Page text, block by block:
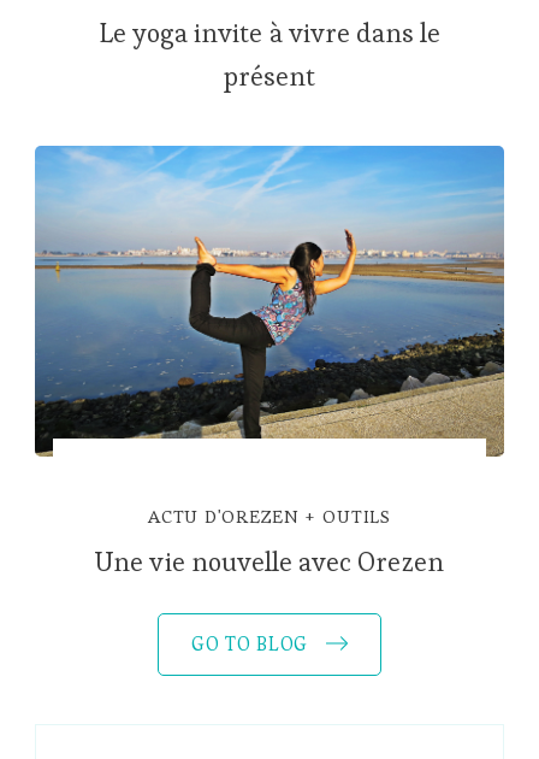
Le yoga invite à vivre dans le
présent
ACTU D'OREZEN OUTILS
Une vie nouvelle avec Orezen
GO TO BLOG